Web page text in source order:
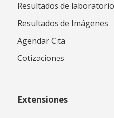
Resultados de laboratorio
Resultados de Imágenes
Agendar Cita
Cotizaciones
Extensiones